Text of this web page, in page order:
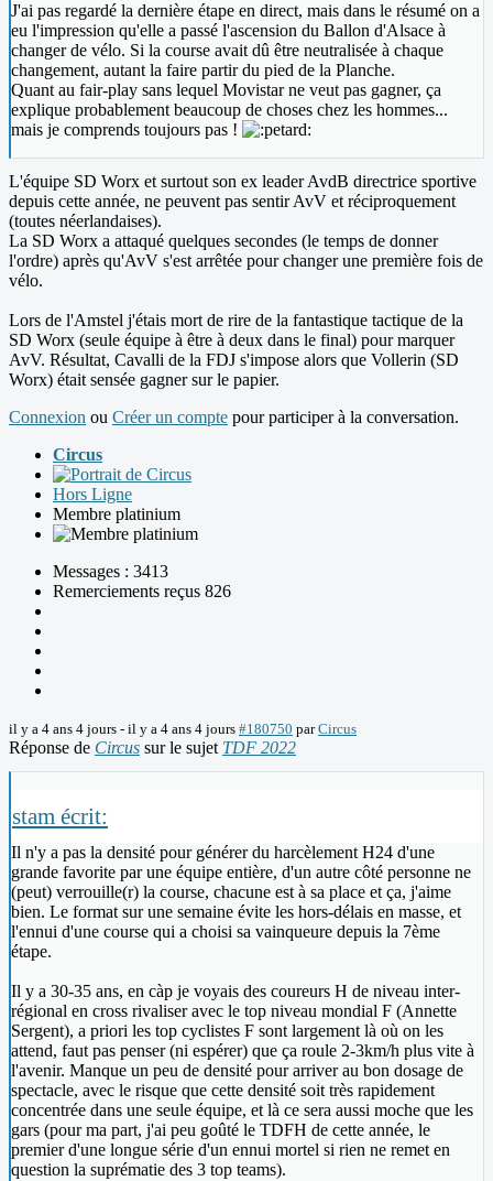
J'ai pas regardé la dernière étape en direct, mais dans le résumé on a
eu l'impression qu'elle a passé l'ascension du Ballon d'Alsace à
changer de vélo. Si la course avait dû être neutralisée à chaque
changement, autant la faire partir du pied de la Planche.
Quant au fair-play sans lequel Movistar ne veut pas gagner, ça
explique probablement beaucoup de choses chez les hommes...
mais je comprends toujours pas !
L'équipe SD Worx et surtout son ex leader AvdB directrice sportive
depuis cette année, ne peuvent pas sentir AvV et réciproquement
(toutes néerlandaises).
La SD Worx a attaqué quelques secondes (le temps de donner
l'ordre) après qu'AvV s'est arrêtée pour changer une première fois de
vélo.
Lors de l'Amstel j'étais mort de rire de la fantastique tactique de la
SD Worx (seule équipe à être à deux dans le final) pour marquer
AvV. Résultat, Cavalli de la FDJ s'impose alors que Vollerin (SD
Worx) était sensée gagner sur le papier.
Connexion ou Créer un compte pour participer à la conversation.
Circus
Hors Ligne
Membre platinium
Messages : 3413
Remerciements reçus 826
il y a 4 ans 4 jours - il y a 4 ans 4 jours #180750 parCircus
Réponse de Circus sur le sujet TDF 2022
stam écrit:
Il n'y a pas la densité pour générer du harcèlement H24 d'une
grande favorite par une équipe entière, d'un autre côté personne ne
(peut) verrouille(r) la course, chacune est à sa place et ça, j'aime
bien. Le format sur une semaine évite les hors-délais en masse, et
l'ennui d'une course qui a choisi sa vainqueure depuis la 7ème
étape.
Il y a 30-35 ans, en càp je voyais des coureurs H de niveau inter-
régional en cross rivaliser avec le top niveau mondial F (Annette
Sergent), a priori les top cyclistes F sont largement là où on les
attend, faut pas penser (ni espérer) que ça roule 2-3km/h plus vite à
l'avenir. Manque un peu de densité pour arriver au bon dosage de
spectacle, avec le risque que cette densité soit très rapidement
concentrée dans une seule équipe, et là ce sera aussi moche que les
gars (pour ma part, j'ai peu goûté le TDFH de cette année, le
premier d'une longue série d'un ennui mortel si rien ne remet en
question la suprématie des 3 top teams).